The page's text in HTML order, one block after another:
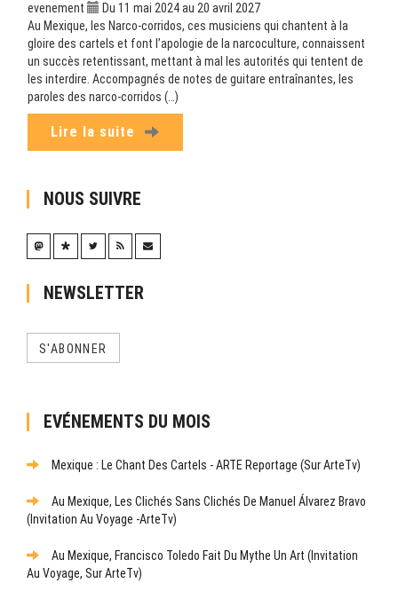
evenement
Du 11 mai 2024 au 20 avril 2027
Au Mexique, les Narco-corridos, ces musiciens qui chantent à la
gloire des cartels et font l’apologie de la narcoculture, connaissent
un succès retentissant, mettant à mal les autorités qui tentent de
les interdire. Accompagnés de notes de guitare entraînantes, les
paroles des narco-corridos (…)
Lire la suite
NOUS SUIVRE
NEWSLETTER
S'ABONNER
EVÉNEMENTS DU MOIS
Mexique : Le Chant Des Cartels - ARTE Reportage (sur ArteTv)
Au Mexique, Les Clichés Sans Clichés De Manuel Álvarez Bravo
(Invitation Au Voyage -ArteTv)
Au Mexique, Francisco Toledo Fait Du Mythe Un Art (Invitation
Au Voyage, Sur ArteTv)